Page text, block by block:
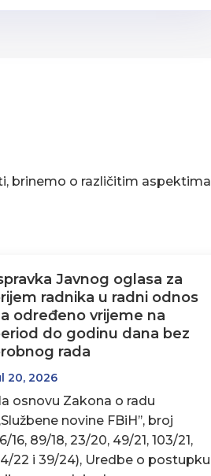
brinemo o različitim aspektima
Javnog oglasa za
radnika u radni odnos
određeno vrijeme na
do godinu dana bez
rada
20, 2026
osnovu Zakona o radu
novine FBiH’’, broj
16, 89/18, 23/20, 49/21, 103/21,
22 i 39/24), Uredbe o postupku